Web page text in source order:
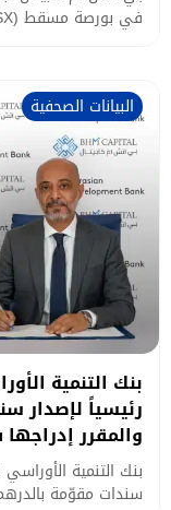
في بورصة مسقط (MSX) دبي، الإمارات العربية...
البيانات الصحفية
بنك التنمية
رئيسياً لإصدار
والمقرر
بنك التنمية
سندات مقوّمة